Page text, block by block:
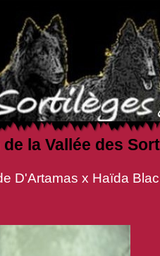
la Vallée des
Haïda Black Z